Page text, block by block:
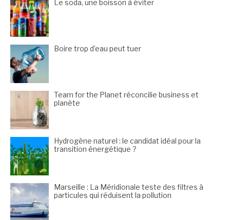
Le soda, une boisson à éviter
Boire trop d’eau peut tuer
Team for the Planet réconcilie business et
planète
Hydrogène naturel : le candidat idéal pour la
transition énergétique ?
Marseille : La Méridionale teste des filtres à
particules qui réduisent la pollution